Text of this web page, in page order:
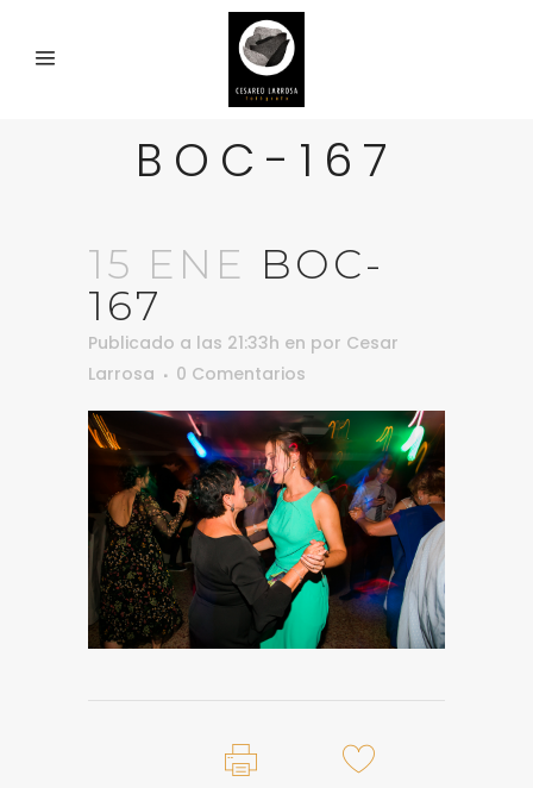
BOC-167
15 ENE BOC-
167
Publicado a las 21:33h en por Cesar
Larrosa
0 Comentarios